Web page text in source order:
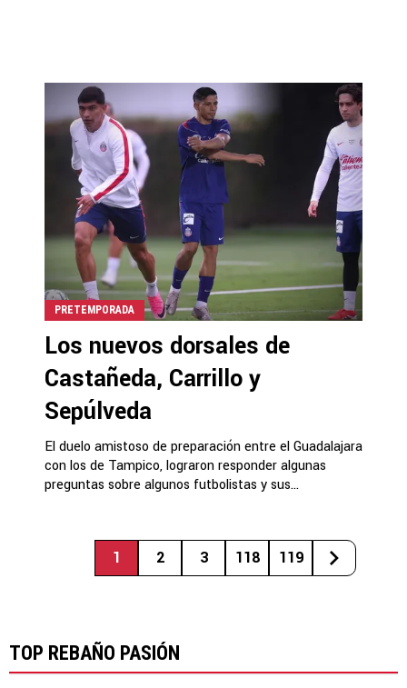
PRETEMPORADA
Los nuevos dorsales de
Castañeda, Carrillo y
Sepúlveda
El duelo amistoso de preparación entre el Guadalajara
con los de Tampico, lograron responder algunas
preguntas sobre algunos futbolistas y sus...
1 2 3 118 119
TOP REBAÑO PASIÓN